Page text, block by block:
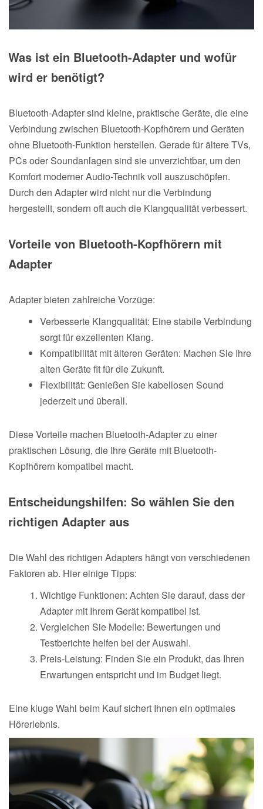
Was ist ein Bluetooth-Adapter und wofür
wird er benötigt?
Bluetooth-Adapter sind kleine, praktische Geräte, die eine
Verbindung zwischen Bluetooth-Kopfhörern und Geräten
ohne Bluetooth-Funktion herstellen. Gerade für ältere TVs,
PCs oder Soundanlagen sind sie unverzichtbar, um den
Komfort moderner Audio-Technik voll auszuschöpfen.
Durch den Adapter wird nicht nur die Verbindung
hergestellt, sondern oft auch die Klangqualität verbessert.
Vorteile von Bluetooth-Kopfhörern mit
Adapter
Adapter bieten zahlreiche Vorzüge:
Verbesserte Klangqualität: Eine stabile Verbindung
sorgt für exzellenten Klang.
Kompatibilität mit älteren Geräten: Machen Sie Ihre
alten Geräte fit für die Zukunft.
Flexibilität: Genießen Sie kabellosen Sound
jederzeit und überall.
Diese Vorteile machen Bluetooth-Adapter zu einer
praktischen Lösung, die Ihre Geräte mit Bluetooth-
Kopfhörern kompatibel macht.
Entscheidungshilfen: So wählen Sie den
richtigen Adapter aus
Die Wahl des richtigen Adapters hängt von verschiedenen
Faktoren ab. Hier einige Tipps:
Wichtige Funktionen: Achten Sie darauf, dass der
Adapter mit Ihrem Gerät kompatibel ist.
Vergleichen Sie Modelle: Bewertungen und
Testberichte helfen bei der Auswahl.
Preis-Leistung: Finden Sie ein Produkt, das Ihren
Erwartungen entspricht und im Budget liegt.
Eine kluge Wahl beim Kauf sichert Ihnen ein optimales
Hörerlebnis.